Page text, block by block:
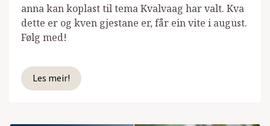
anna kan koplast til tema Kvalvaag har valt. Kva
dette er og kven gjestane er, får ein vite i august.
Følg med!
Les meir!